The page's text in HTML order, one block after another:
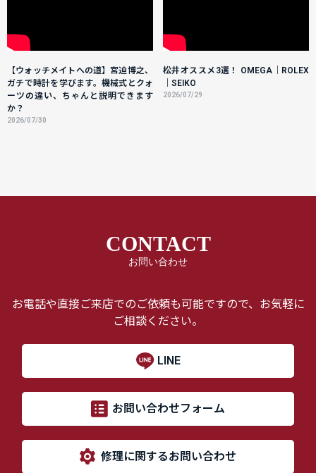
【ウォッチメイトへの道】宮迫博之、
ガチで時計を学びます。機械式とクォ
ーツの違い、ちゃんと説明できます
か？
2026/07/30
松井オススメ3選！ OMEGA｜ROLEX
｜SEIKO
2026/07/29
CONTACT
お問い合わせ
お電話や直接ご来店でのご依頼も可能ですので、お気軽に
ご相談ください。
LINE
お問い合わせフォーム
修理に関するお問い合わせ